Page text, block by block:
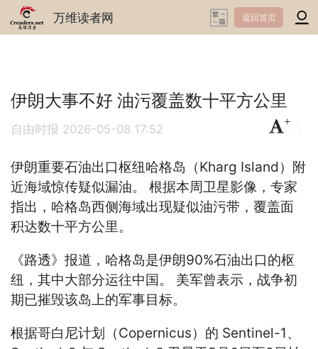
万维读者网 返回首页
伊朗大事不好 油污覆盖数十平方公里
自由时报 2026-05-08 17:52
+
伊朗重要石油出口枢纽哈格岛（Kharg Island）附
近海域惊传疑似漏油。 根据本周卫星影像，专家
指出，哈格岛西侧海域出现疑似油污带，覆盖面
积达数十平方公里。
《路透》报道，哈格岛是伊朗90%石油出口的枢
纽，其中大部分运往中国。 美军曾表示，战争初
期已摧毁该岛上的军事目标。
根据哥白尼计划（Copernicus）的 Sentinel-1、